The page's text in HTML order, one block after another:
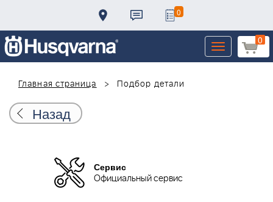
0
0
Toggle
navigation
Главная страница
Подбор детали
Назад
Сервис
Официальный сервис